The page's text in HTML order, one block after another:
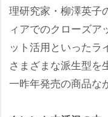
理研究家・柳澤英子
ィアでのクローズア
ット活用といったラ
さまざまな派生型を
一昨年発売の商品な